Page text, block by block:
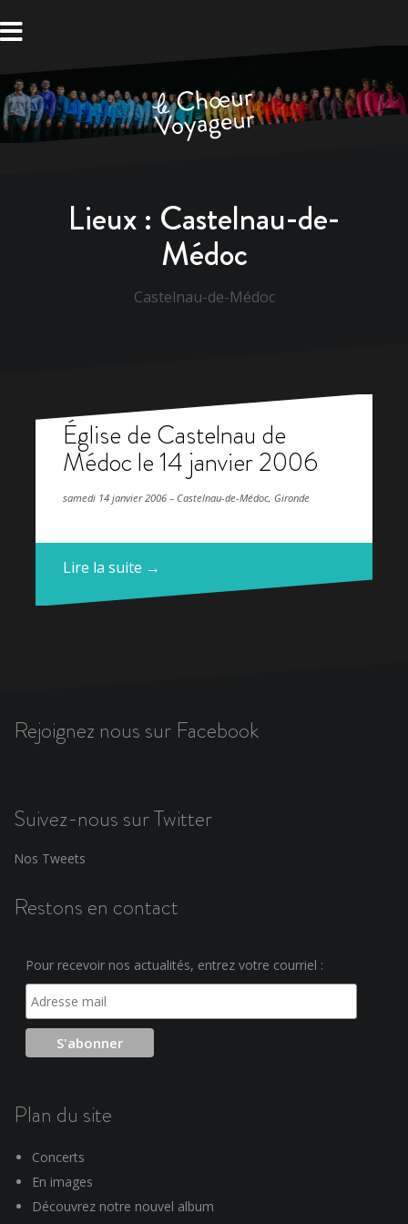
au
Lieux : Castelnau-de-
Médoc
Castelnau-de-Médoc
Église de Castelnau de
Médoc le 14 janvier 2006
samedi 14 janvier 2006 – Castelnau-de-Médoc, Gironde
Lire la suite →
Rejoignez nous sur Facebook
Suivez-nous sur Twitter
Nos Tweets
Restons en contact
Pour recevoir nos actualités, entrez votre courriel :
Plan du site
Concerts
En images
Découvrez notre nouvel album